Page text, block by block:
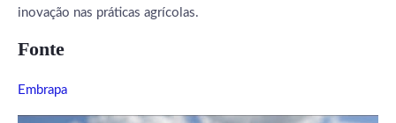
inovação nas práticas agrícolas.
Fonte
Embrapa